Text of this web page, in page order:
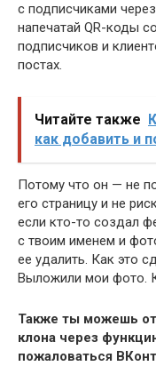
с подписчиками
напечатай QR-коды
подписчиков и
постах.
Читайте также
как добавить и
Потому что он — не
его страницу и не
если кто-то создал
с твоим именем и
ее удалить. Как это
Выложили мои фото.
Также ты можешь
клона через
пожаловаться